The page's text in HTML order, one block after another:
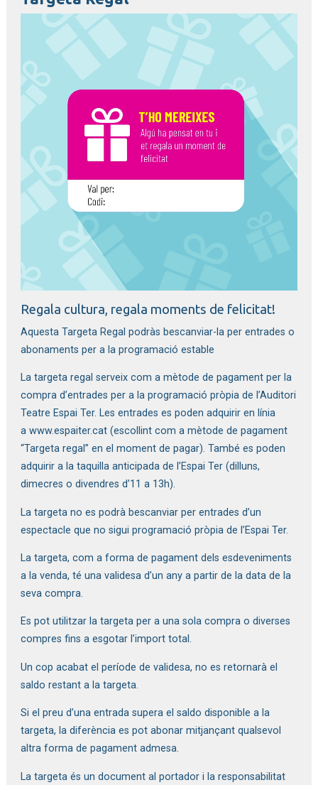
Regala cultura, regala moments de felicitat!
Aquesta Targeta Regal podràs bescanviar-la per entrades o
abonaments per a la programació estable
La targeta regal serveix com a mètode de pagament per la
compra d’entrades per a la programació pròpia de l’Auditori
Teatre Espai Ter. Les entrades es poden adquirir en línia
a www.espaiter.cat (escollint com a mètode de pagament
“Targeta regal” en el moment de pagar). També es poden
adquirir a la taquilla anticipada de l’Espai Ter (dilluns,
dimecres o divendres d’11 a 13h).
La targeta no es podrà bescanviar per entrades d’un
espectacle que no sigui programació pròpia de l’Espai Ter.
La targeta, com a forma de pagament dels esdeveniments
a la venda, té una validesa d’un any a partir de la data de la
seva compra.
Es pot utilitzar la targeta per a una sola compra o diverses
compres fins a esgotar l’import total.
Un cop acabat el període de validesa, no es retornarà el
saldo restant a la targeta.
Si el preu d’una entrada supera el saldo disponible a la
targeta, la diferència es pot abonar mitjançant qualsevol
altra forma de pagament admesa.
La targeta és un document al portador i la responsabilitat